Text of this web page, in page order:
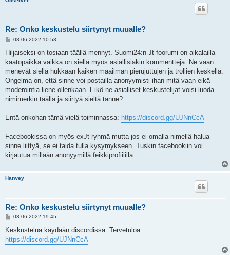
Re: Onko keskustelu siirtynyt muualle?
V
e
s
t
i
08.06.2022 10:53
Hiljaiseksi on tosiaan täällä mennyt. Suomi24:n Jt-foorumi on aikalailla
kaatopaikka vaikka on siellä myös asiallisiakin kommentteja. Ne vaan
menevät siellä hukkaan kaiken maailman pierujuttujen ja trollien keskellä.
Ongelma on, että sinne voi postailla anonyymisti ihan mitä vaan eikä
moderointia liene ollenkaan. Eikö ne asialliset keskustelijat voisi luoda
nimimerkin täällä ja siirtyä sieltä tänne?
Entä onkohan tämä vielä toiminnassa: https://discord.gg/UJNnCcA
Facebookissa on myös exJt-ryhmä mutta jos ei omalla nimellä halua
sinne liittyä, se ei taida tulla kysymykseen. Tuskin facebookiin voi
kirjautua millään anonyymillä feikkiprofiililla.
Harwey
Re: Onko keskustelu siirtynyt muualle?
V
e
t
08.06.2022 19:45
Keskustelua käydään discordissa. Tervetuloa.
https://discord.gg/UJNnCcA